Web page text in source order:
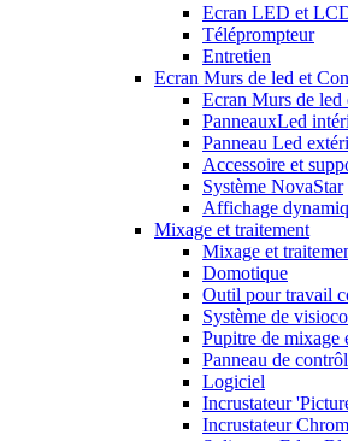
Ecran LED et
Téléprompteur
Entretien
Ecran Murs de led et
Ecran Murs de led
PanneauxLed
Panneau Led
Accessoire et
Système NovaStar
Affichage
Mixage et traitement
Mixage et
Domotique
Outil pour travail
Système de
Pupitre de mixage
Panneau de
Logiciel
Incrustateur
Incrustateur